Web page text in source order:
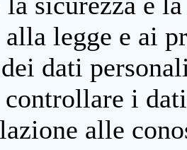
legge e ai
dati
controllare i
alle